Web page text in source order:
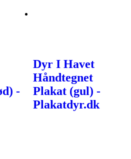
-
Dyr I Havet
Håndtegnet
Plakat (gul) -
Plakatdyr.dk